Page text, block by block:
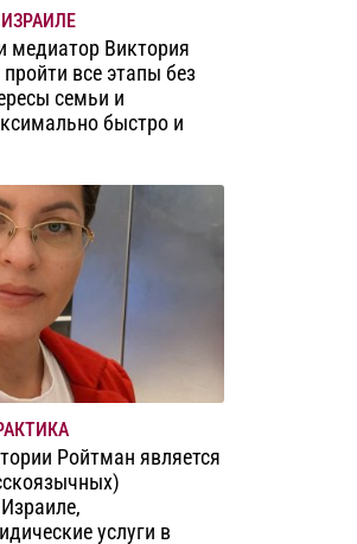
медиатор Виктория
все этапы без
семьи и
быстро и
Ройтман является
услуги в